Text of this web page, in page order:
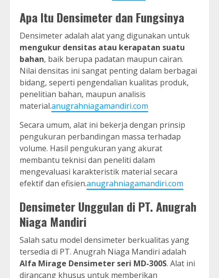
Apa Itu Densimeter dan Fungsinya
Densimeter adalah alat yang digunakan untuk
mengukur densitas atau kerapatan suatu
bahan, baik berupa padatan maupun cairan.
Nilai densitas ini sangat penting dalam berbagai
bidang, seperti pengendalian kualitas produk,
penelitian bahan, maupun analisis
material.anugrahniagamandiri.com
Secara umum, alat ini bekerja dengan prinsip
pengukuran perbandingan massa terhadap
volume. Hasil pengukuran yang akurat
membantu teknisi dan peneliti dalam
mengevaluasi karakteristik material secara
efektif dan efisien.anugrahniagamandiri.com
Densimeter Unggulan di PT. Anugrah
Niaga Mandiri
Salah satu model densimeter berkualitas yang
tersedia di PT. Anugrah Niaga Mandiri adalah
Alfa Mirage Densimeter seri MD-300S. Alat ini
dirancang khusus untuk memberikan